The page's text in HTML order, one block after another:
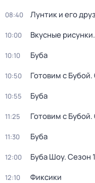
08:40 Лунтик и его
10:00 Вкусные
10:10 Буба
10:50 Готовим с Бубой.
10:55 Буба
11:25 Готовим с Бубой.
11:30 Буба
12:00 Буба Шоу. Сезон 1
12:10 Фиксики